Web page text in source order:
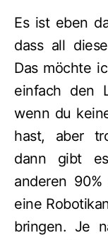
Es ist eben
dass all
Das möchte
einfach den
wenn du
hast, aber
dann gibt
anderen
eine
bringen. Je